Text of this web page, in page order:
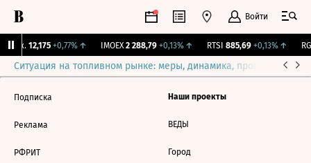
Войти
Бирж. 12,175 +0,77%↑ IMOEX 2 288,79 +0,13%↑ RTSI 885,69 +0,13%↑
Ситуация на топливном рынке: меры, динамика, прогнозы
Подписка
Реклама
РФРИТ
Наши проекты
ВЕДЫ
Город